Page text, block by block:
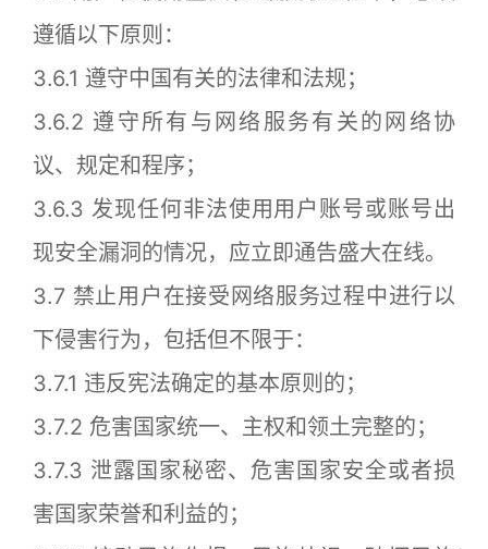
遵循以下原则：
3.6.1 遵守中国有关的法律和法规；
3.6.2 遵守所有与网络服务有关的网络协
议、规定和程序；
3.6.3 发现任何非法使用用户账号或账号出
现安全漏洞的情况，应立即通告盛大在线。
3.7 禁止用户在接受网络服务过程中进行以
下侵害行为，包括但不限于：
3.7.1 违反宪法确定的基本原则的；
3.7.2 危害国家统一、主权和领土完整的；
3.7.3 泄露国家秘密、危害国家安全或者损
害国家荣誉和利益的；